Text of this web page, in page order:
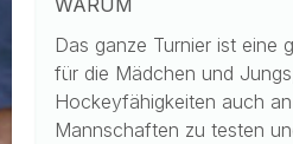
WARUM
Das ganze Turnier ist eine
für die Mädchen und
Hockeyfähigkeiten auch
Mannschaften zu testen